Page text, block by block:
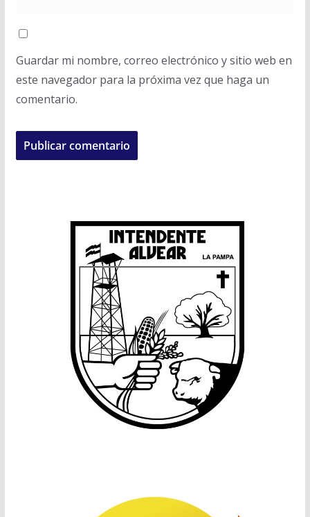
Guardar mi nombre, correo electrónico y sitio web en
este navegador para la próxima vez que haga un
comentario.